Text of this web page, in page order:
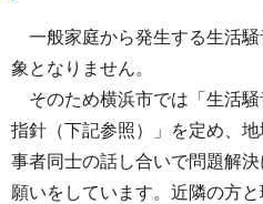
一般家庭から発生する生活
象となりません。
そのため横浜市では「生活騒
指針（下記参照）」を定め、
事者同士の話し合いで問題解
願いをしています。近隣の方